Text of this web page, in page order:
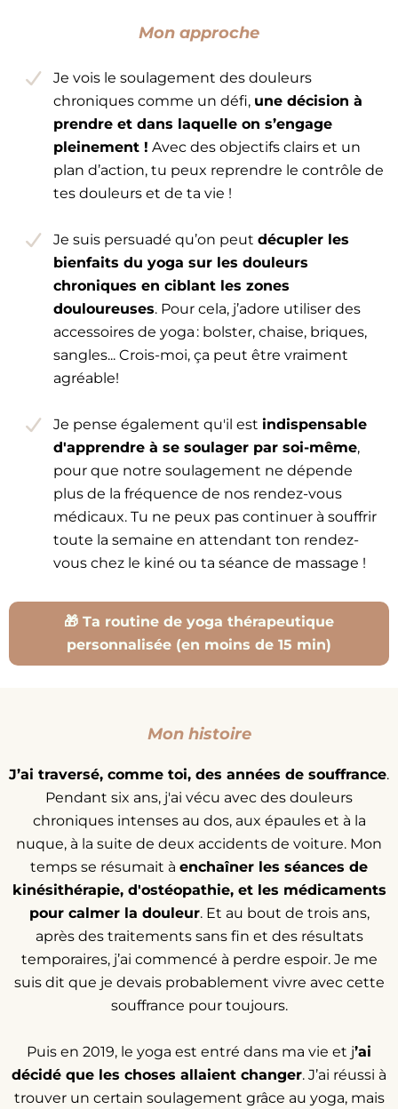
Mon approche
Je vois le soulagement des douleurs
chroniques comme un défi, une décision à
prendre et dans laquelle on s’engage
pleinement ! Avec des objectifs clairs et un
plan d’action, tu peux reprendre le contrôle de
tes douleurs et de ta vie !
Je suis persuadé qu’on peut décupler les
bienfaits du yoga sur les douleurs
chroniques en ciblant les zones
douloureuses. Pour cela, j’adore utiliser des
accessoires de yoga : bolster, chaise, briques,
sangles... Crois-moi, ça peut être vraiment
agréable!
Je pense également qu'il est indispensable
d'apprendre à se soulager par soi-même,
pour que notre soulagement ne dépende
plus de la fréquence de nos rendez-vous
médicaux. Tu ne peux pas continuer à souffrir
toute la semaine en attendant ton rendez-
vous chez le kiné ou ta séance de massage !
🎁 Ta routine de yoga thérapeutique
personnalisée (en moins de 15 min)
Mon histoire
J’ai traversé, comme toi, des années de souffrance.
Pendant six ans, j'ai vécu avec des douleurs
chroniques intenses au dos, aux épaules et à la
nuque, à la suite de deux accidents de voiture. Mon
temps se résumait à enchaîner les séances de
kinésithérapie, d'ostéopathie, et les médicaments
pour calmer la douleur. Et au bout de trois ans,
après des traitements sans fin et des résultats
temporaires, j’ai commencé à perdre espoir. Je me
suis dit que je devais probablement vivre avec cette
souffrance pour toujours.
Puis en 2019, le yoga est entré dans ma vie et j’ai
décidé que les choses allaient changer. J’ai réussi à
trouver un certain soulagement grâce au yoga, mais